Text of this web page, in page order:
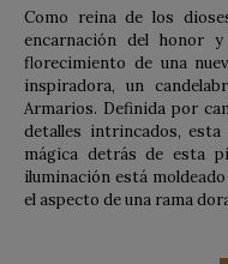
Como reina de los
encarnación del honor
florecimiento de una
inspiradora, un
Armarios. Definida por
detalles intrincados,
mágica detrás de esta
iluminación está
el aspecto de una rama